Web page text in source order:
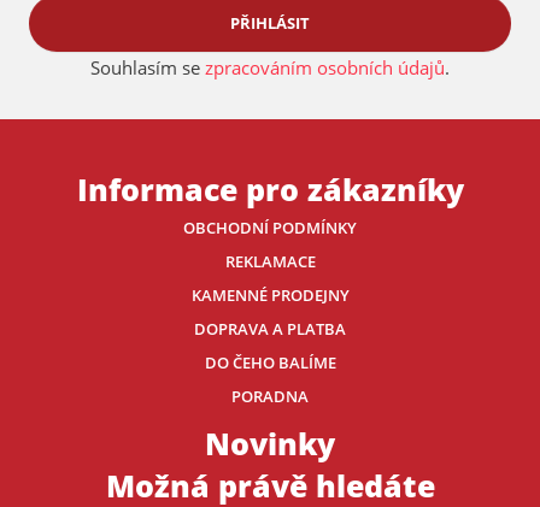
PŘIHLÁSIT
Souhlasím se zpracováním osobních údajů.
Informace pro zákazníky
OBCHODNÍ PODMÍNKY
REKLAMACE
KAMENNÉ PRODEJNY
DOPRAVA A PLATBA
DO ČEHO BALÍME
PORADNA
Novinky
Možná právě hledáte